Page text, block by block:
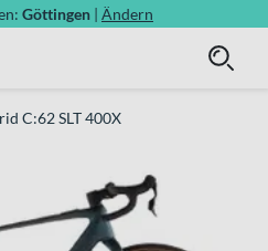
Göttingen | Ändern
C:62 SLT 400X